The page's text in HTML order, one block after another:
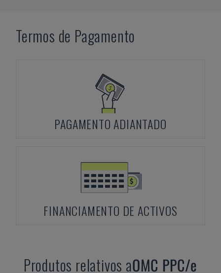
Termos de Pagamento
PAGAMENTO ADIANTADO
FINANCIAMENTO DE ACTIVOS
Produtos relativos aOMC PPC/e